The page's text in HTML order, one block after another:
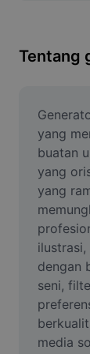
Ubah
Editor
Pembuat
AI Text
AI
AI
Face
Tentang
yang
buatan
yang
yang
dengan
seni,
media